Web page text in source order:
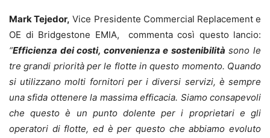
Mark Tejedor, Vice Presidente Commercial Replacement e
OE di Bridgestone EMIA, commenta così questo lancio:
“Efficienza dei costi, convenienza e sostenibilità sono le
tre grandi priorità per le flotte in questo momento. Quando
si utilizzano molti fornitori per i diversi servizi, è sempre
una sfida ottenere la massima efficacia. Siamo consapevoli
che questo è un punto dolente per i proprietari e gli
operatori di flotte, ed è per questo che abbiamo evoluto